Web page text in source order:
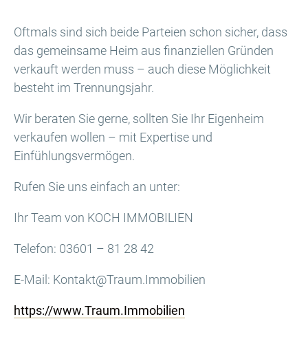
Oftmals sind sich beide Parteien schon sicher, dass
das gemeinsame Heim aus finanziellen Gründen
verkauft werden muss – auch diese Möglichkeit
besteht im Trennungsjahr.
Wir beraten Sie gerne, sollten Sie Ihr Eigenheim
verkaufen wollen – mit Expertise und
Einfühlungsvermögen.
Rufen Sie uns einfach an unter:
Ihr Team von KOCH IMMOBILIEN
Telefon: 03601 – 81 28 42
E-Mail: Kontakt@Traum.Immobilien
https://www.Traum.Immobilien